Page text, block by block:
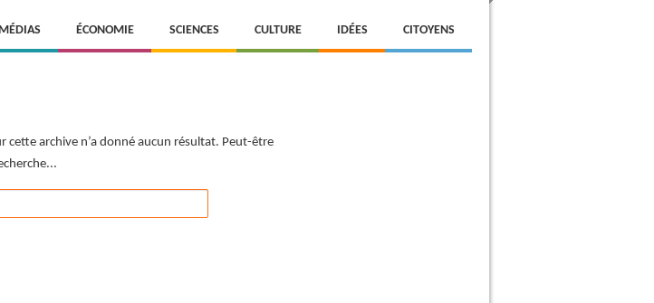
MÉDIAS ÉCONOMIE SCIENCES CULTURE IDÉES CITOYENS
cette archive n’a donné aucun résultat. Peut-être